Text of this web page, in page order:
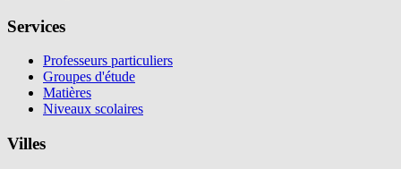
Services
Professeurs particuliers
Groupes d'étude
Matières
Niveaux scolaires
Villes